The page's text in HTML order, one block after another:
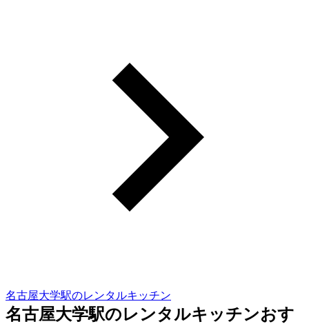
名古屋大学駅のレンタルキッチン
名古屋大学駅のレンタルキッチンおす